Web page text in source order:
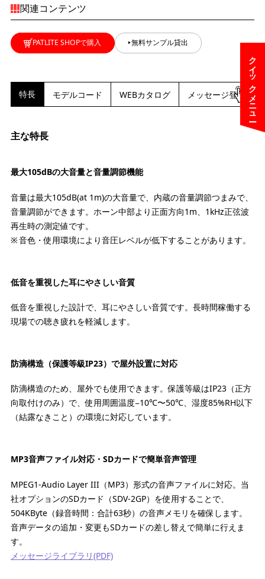
クイックメニュー
関連コンテンツ
PATLITE SHOPで購入 無料サンプル貸出
特長 モデルコード WEBカタログ メッセージ登録依頼
主な特長
最大105dBの大音量と音量調節機能
音量は最大105dB(at 1m)の大音量で、内蔵の音量調節つまみで、
音量調節ができます。ホーン中部より正面方向1m、1kHz正弦波
再生時の測定値です。
音色・使用環境により音圧レベルが低下することがあります。
低音を重視した耳にやさしい音質
低音を重視した設計で、耳にやさしい音質です。長時間稼働する
現場での聴き疲れを軽減します。
防滴構造（保護等級IP23）で屋外設置に対応
防滴構造のため、屋外でも使用できます。保護等級はIP23（正方
向取付けのみ）で、使用周囲温度−10℃〜50℃、湿度85%RH以下
（結露なきこと）の環境に対応しています。
MP3音声ファイル対応・SDカードで簡単音声管理
MPEG1-Audio Layer III（MP3）形式の音声ファイルに対応。当
社オプションのSDカード（SDV-2GP）を使用することで、
504KByte（録音時間：合計63秒）の音声メモリを確保します。
音声データの追加・変更もSDカードの差し替えで簡単に行えま
す。
メッセージライブラリ(PDF)